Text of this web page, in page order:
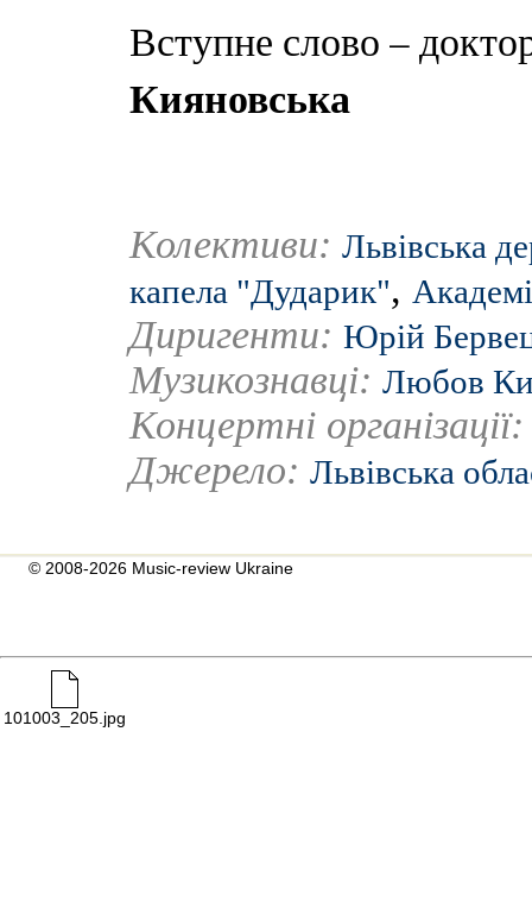
Вступне слово –
Кияновська
Колективи: Львівська
капела "Дударик",
Диригенти: Юрій
Музикознавці: Любов
Концертні
Джерело: Львівська
© 2008-2026 Music-review Ukraine
101003_205.jpg